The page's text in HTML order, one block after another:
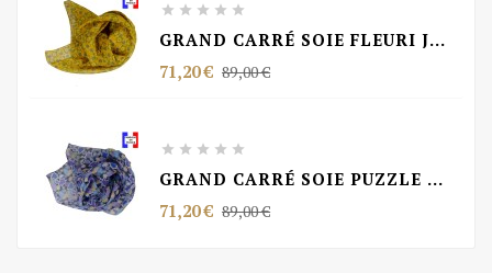
    
GRAND CARRÉ SOIE FLEURI JAUNE MADE IN FRANCE
71,20 € 89,00 €
    
GRAND CARRÉ SOIE PUZZLE BLEU MADE IN FRANCE
71,20 € 89,00 €